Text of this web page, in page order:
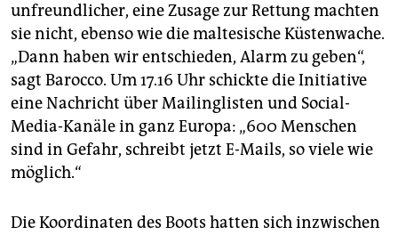
unfreundlicher, eine Zusage zur Rettung machten
sie nicht, ebenso wie die maltesische Küstenwache.
„Dann haben wir entschieden, Alarm zu geben“,
sagt Barocco. Um 17.16 Uhr schickte die Initiative
eine Nachricht über Mailinglisten und Social-
Media-Kanäle in ganz Europa: „600 Menschen
sind in Gefahr, schreibt jetzt E-Mails, so viele wie
möglich.“
Die Koordinaten des Boots hatten sich inzwischen